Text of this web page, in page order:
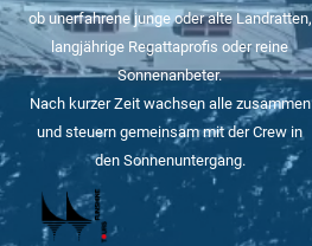
ob unerfahrene junge oder alte Landratten,
langjährige Regattaprofis oder reine
Sonnenanbeter.
Nach kurzer Zeit wachsen alle zusammen
und steuern gemeinsam mit der Crew in
den Sonnenuntergang.